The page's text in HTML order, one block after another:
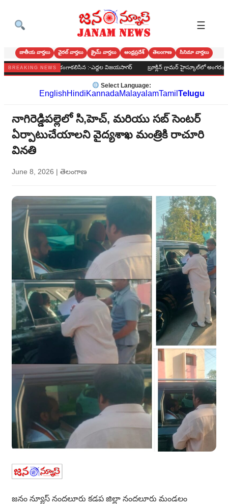
☰
జాతీయ వార్తలు వైరల్ వార్తలు క్రైమ్ వార్తలు ఆంధ్రప్రదేశ్ తెలంగాణ సినిమా వార్తలు
BREAKING NEWS :-ఎద్దల విజయసాగర్ బ్రూక్లిన్ గ్రామర్ హైస్కూల్‌లో అంగరంగ వైభవంగా
Select Language:
EnglishHindiKannadaMalayalamTamil Telugu
నాగిరెడ్డిపల్లెలో సి,హెచ్, మరియు సబ్ సెంటర్
ఏర్పాటుచేయాలని వైద్యశాఖ మంత్రికి రాచూరి
వినతి
June 8, 2026 | తెలంగాణ
జనం న్యూస్ నందలూరు కడప జిల్లా నందలూరు మండలం